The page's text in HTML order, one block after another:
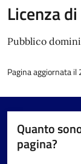
Licenza
Pubblico
Pagina aggiornata
Quanto
pagina?